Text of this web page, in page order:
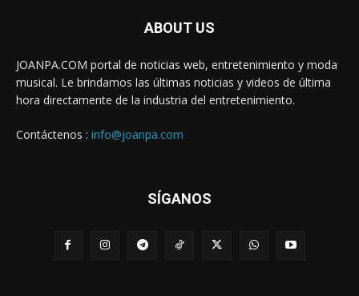
ABOUT US
JOANPA.COM portal de noticias web, entretenimiento y moda
musical. Le brindamos las últimas noticias y videos de última
hora directamente de la industria del entretenimiento.
Contáctenos : info@joanpa.com
SÍGANOS